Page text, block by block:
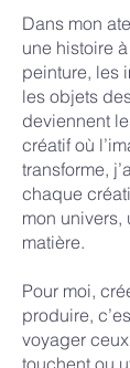
Dans mon
une histoire
peinture, les
les objets
deviennent
créatif où
transforme,
chaque
mon univers,
matière.
Pour moi,
produire,
voyager
touchent ou